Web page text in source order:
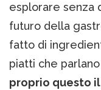
esplorare senza
futuro della
fatto di
piatti che
proprio questo